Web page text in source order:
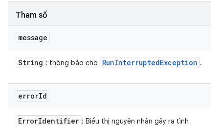
Tham số
message
String : thông báo cho RunInterruptedException .
errorId
ErrorIdentifier : Biểu thị nguyên nhân gây ra tình